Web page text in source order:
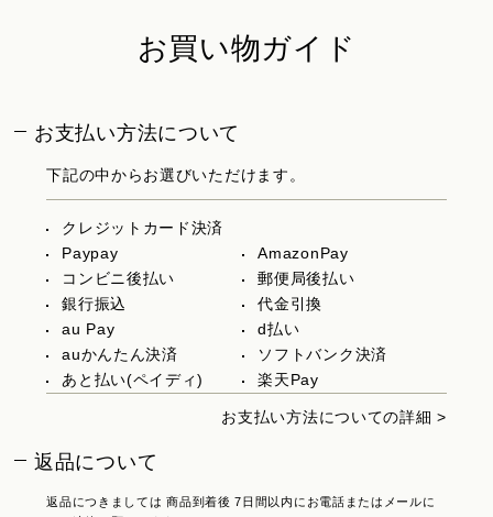
お買い物ガイド
お支払い方法について
下記の中からお選びいただけます。
クレジットカード決済
Paypay
AmazonPay
コンビニ後払い
郵便局後払い
銀行振込
代金引換
au Pay
d払い
auかんたん決済
ソフトバンク決済
あと払い(ペイディ)
楽天Pay
お支払い方法についての詳細 >
返品について
返品につきましては 商品到着後 7日間以内にお電話またはメールに